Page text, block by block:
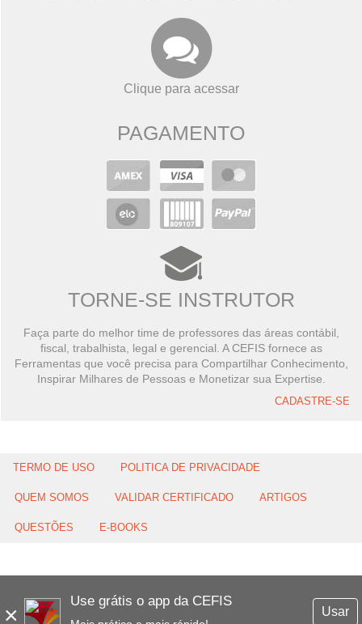
×
Use grátis o app da CEFIS
Usar
Clique para acessar
PAGAMENTO
TORNE-SE INSTRUTOR
Faça parte do melhor time de professores das áreas contábil,
fiscal, trabalhista, legal e gerencial. A CEFIS fornece as
Ferramentas que você precisa para Compartilhar Conhecimento,
Inspirar Milhares de Pessoas e Monetizar sua Expertise.
CADASTRE-SE
TERMO DE USO POLITICA DE PRIVACIDADE
QUEM SOMOS VALIDAR CERTIFICADO ARTIGOS
QUESTÕES E-BOOKS